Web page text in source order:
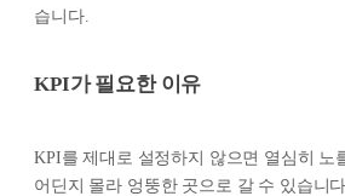
습니다.
KPI가 필요한 이유
KPI를 제대로 설정하지 않으면 열심히 노
어딘지 몰라 엉뚱한 곳으로 갈 수 있습니